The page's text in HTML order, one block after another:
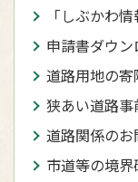
「しぶかわ
申請書ダウ
道路用地の
狭あい道路事
道路関係の
市道等の境界